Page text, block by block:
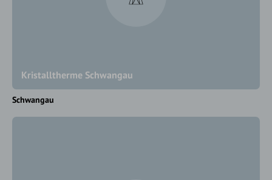
Kristalltherme Schwangau
Schwangau